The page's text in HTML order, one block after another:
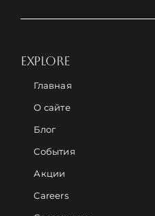
EXPLORE
Главная
О сайте
Блог
События
Акции
Careers